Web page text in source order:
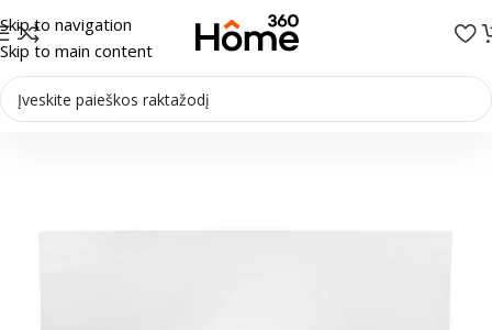
Skip to navigation
Skip to main content
Pradžia/Oro kondicionieriai/Sieniniai kondicionieriai